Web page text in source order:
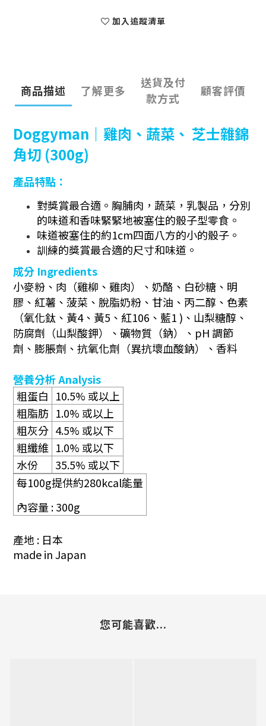
加入追蹤清單
商品描述 了解更多
送貨及付
款方式
顧客評價
Doggyman｜雞肉、蔬菜、 芝士雜錦
角切 (300g)
產品特點：
對獎賞最合適。胸脯肉，蔬菜，乳製品，分別
的味道和香味緊緊地被塞住的骰子型零食。
味道被塞住的約1cm四面八方的小的骰子。
訓練的獎賞最合適的尺寸和味道。
成分 Ingredients
小麥粉、肉（雞柳、雞肉）、奶酪、白砂糖、明
膠、紅薯、菠菜、脫脂奶粉、甘油、丙二醇、色素
（氧化鈦、黃4、黃5、紅106、藍1 )、山梨糖醇、
防腐劑（山梨酸鉀）、礦物質（鈉）、pH 調節
劑、膨脹劑、抗氧化劑（異抗壞血酸鈉）、香料
營養分析Analysis
粗蛋白 10.5% 或以上
粗脂肪 1.0% 或以上
粗灰分 4.5% 或以下
粗纖維 1.0% 或以下
水份
35.5% 或以下
每100g提供約280kcal能量
內容量 : 300g
產地 : 日本
made in Japan
您可能喜歡...